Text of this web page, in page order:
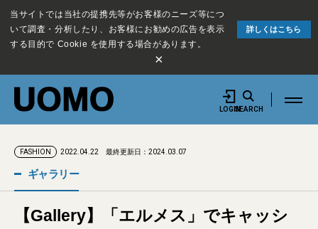
当サイトでは当社の提携先等がお客様のニーズ等につ
いて調査・分析したり、お客様にお勧めの広告を表示
する目的で Cookie を使用する場合があります。
詳しくはこちら
×
LOGINSEARCH
FASHION 2022.04.22 最終更新日：2024.03.07
ギャラリー
【Gallery】「エルメス」でキャッシ